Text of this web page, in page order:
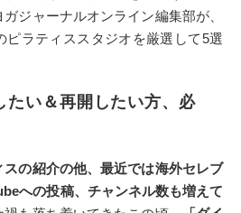
ジャーナルオンライン編集部が、
ピラティススタジオを厳選して5選
たい＆再開したい方、必
の紹介の他、最近では海外セレブ
への投稿、チャンネル数も増えて